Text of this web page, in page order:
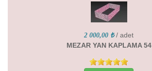
2 000,00 ₺ / adet
MEZAR YAN KAPLAMA 54